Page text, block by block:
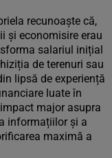
recunoaște că,
și economisire erau
salariul inițial
de terenuri sau
lipsă de experiență
luate în
major asupra
informațiilor și a
maximă a